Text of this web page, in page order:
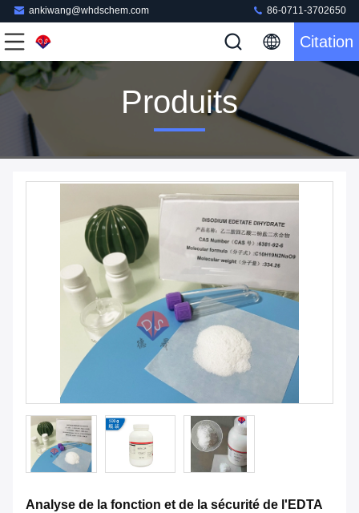
ankiwang@whdschem.com 86-0711-3702650
Citation
Produits
Analyse de la fonction et de la sécurité de l'EDTA